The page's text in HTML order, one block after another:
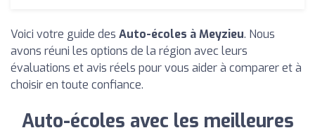
Voici votre guide des Auto-écoles à Meyzieu. Nous
avons réuni les options de la région avec leurs
évaluations et avis réels pour vous aider à comparer et à
choisir en toute confiance.
Auto-écoles avec les meilleures